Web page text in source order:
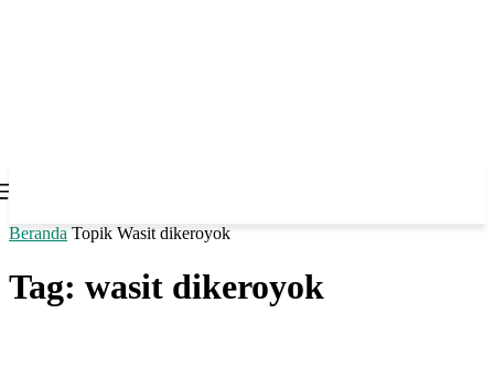
Beranda Topik Wasit dikeroyok
Tag: wasit dikeroyok